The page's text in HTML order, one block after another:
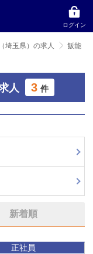
ログイン
埼玉県）の求人
飯能
人 3 件
新着順
正社員